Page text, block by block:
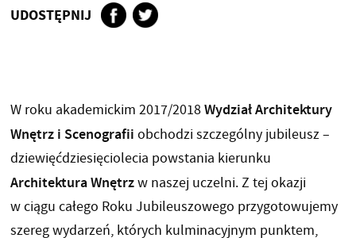
UDOSTĘPNIJ
W roku akademickim 2017/2018Wydział Architektury
Wnętrz i Scenografii obchodzi szczególny jubileusz –
dziewięćdziesięciolecia powstania kierunku
Architektura Wnętrzw naszej uczelni. Z tej okazji
w ciągu całego Roku Jubileuszowego przygotowujemy
szereg wydarzeń, których kulminacyjnym punktem,